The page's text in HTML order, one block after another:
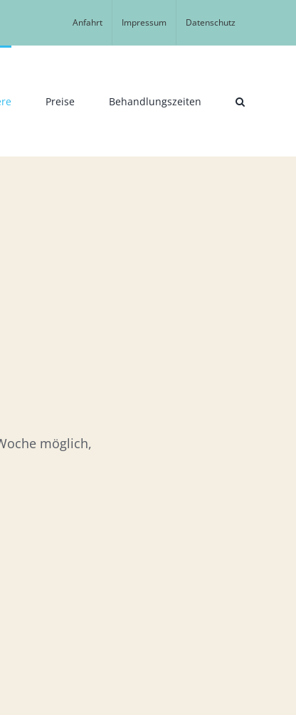
Anfahrt Impressum Datenschutz
Preise Behandlungszeiten
möglich,